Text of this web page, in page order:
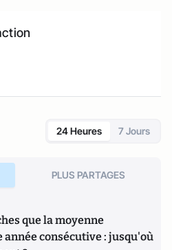
24 Heures 7 Jours
PLUS PARTAGES
que la moyenne
année consécutive : jusqu'où